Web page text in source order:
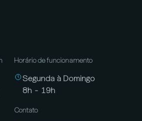
Horário de funcionamento
Segunda à Domingo
8h - 19h
Contato